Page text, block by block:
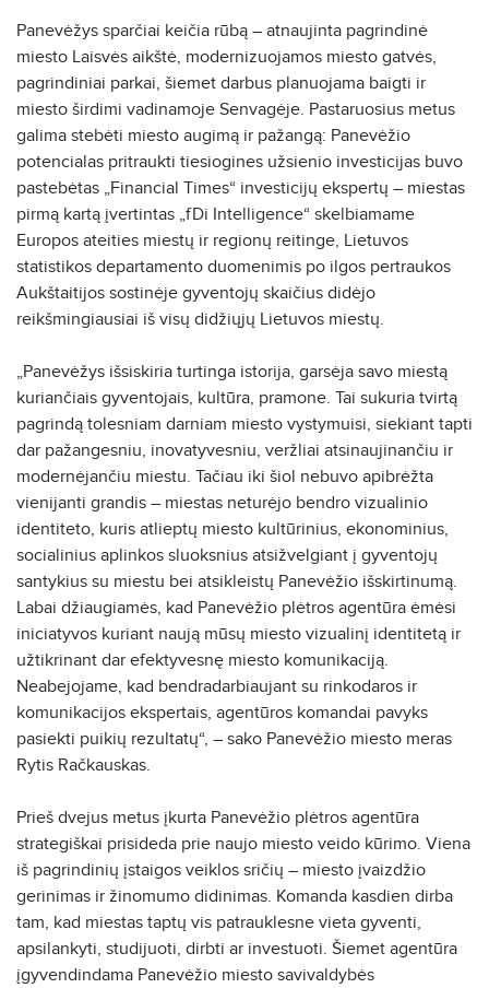
Panevėžys sparčiai keičia rūbą – atnaujinta pagrindinė
miesto Laisvės aikštė, modernizuojamos miesto gatvės,
pagrindiniai parkai, šiemet darbus planuojama baigti ir
miesto širdimi vadinamoje Senvagėje. Pastaruosius metus
galima stebėti miesto augimą ir pažangą: Panevėžio
potencialas pritraukti tiesiogines užsienio investicijas buvo
pastebėtas „Financial Times“ investicijų ekspertų – miestas
pirmą kartą įvertintas „fDi Intelligence“ skelbiamame
Europos ateities miestų ir regionų reitinge, Lietuvos
statistikos departamento duomenimis po ilgos pertraukos
Aukštaitijos sostinėje gyventojų skaičius didėjo
reikšmingiausiai iš visų didžiųjų Lietuvos miestų.
„Panevėžys išsiskiria turtinga istorija, garsėja savo miestą
kuriančiais gyventojais, kultūra, pramone. Tai sukuria tvirtą
pagrindą tolesniam darniam miesto vystymuisi, siekiant tapti
dar pažangesniu, inovatyvesniu, veržliai atsinaujinančiu ir
modernėjančiu miestu. Tačiau iki šiol nebuvo apibrėžta
vienijanti grandis – miestas neturėjo bendro vizualinio
identiteto, kuris atlieptų miesto kultūrinius, ekonominius,
socialinius aplinkos sluoksnius atsižvelgiant į gyventojų
santykius su miestu bei atsikleistų Panevėžio išskirtinumą.
Labai džiaugiamės, kad Panevėžio plėtros agentūra ėmėsi
iniciatyvos kuriant naują mūsų miesto vizualinį identitetą ir
užtikrinant dar efektyvesnę miesto komunikaciją.
Neabejojame, kad bendradarbiaujant su rinkodaros ir
komunikacijos ekspertais, agentūros komandai pavyks
pasiekti puikių rezultatų“, – sako Panevėžio miesto meras
Rytis Račkauskas.
Prieš dvejus metus įkurta Panevėžio plėtros agentūra
strategiškai prisideda prie naujo miesto veido kūrimo. Viena
iš pagrindinių įstaigos veiklos sričių – miesto įvaizdžio
gerinimas ir žinomumo didinimas. Komanda kasdien dirba
tam, kad miestas taptų vis patrauklesne vieta gyventi,
apsilankyti, studijuoti, dirbti ar investuoti. Šiemet agentūra
įgyvendindama Panevėžio miesto savivaldybės